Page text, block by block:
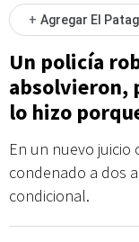
+ Agregar El
Un policía
absolvieron,
lo hizo
En un nuevo
condenado a dos
condicional.